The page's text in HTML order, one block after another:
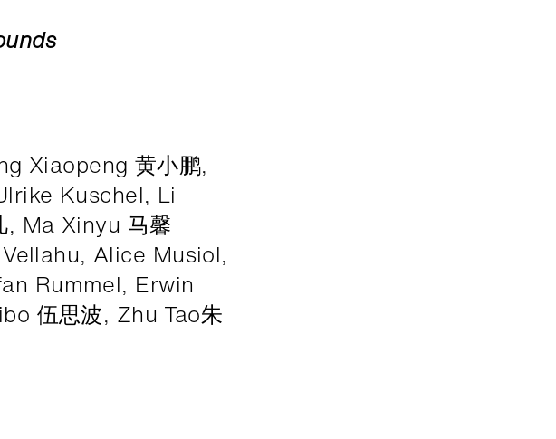
Xiaopeng 黄小鹏,
Kuschel, Li
Ma Xinyu 马馨
Alice Musiol,
Rummel, Erwin
伍思波, Zhu Tao朱